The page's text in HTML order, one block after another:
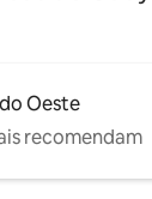
Oeste
recomendam